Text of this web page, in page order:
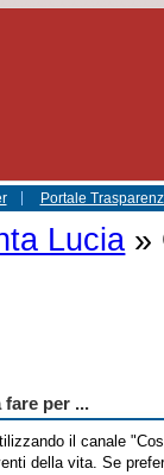
Portale
Lucia »
fare per ...
il canale
della vita. Se